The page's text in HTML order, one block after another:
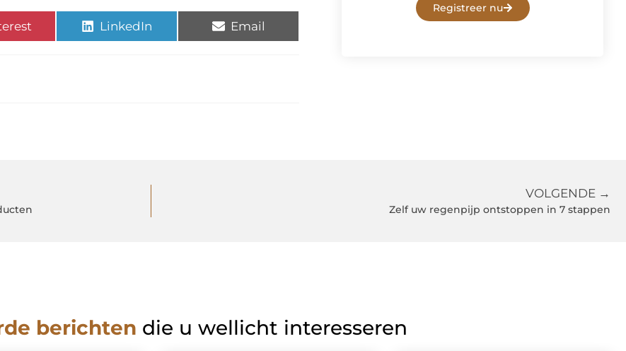
LinkedIn Email
Registreer nu
VOLGENDE →
Zelf uw regenpijp ontstoppen in 7 stappen
berichten die u wellicht interesseren